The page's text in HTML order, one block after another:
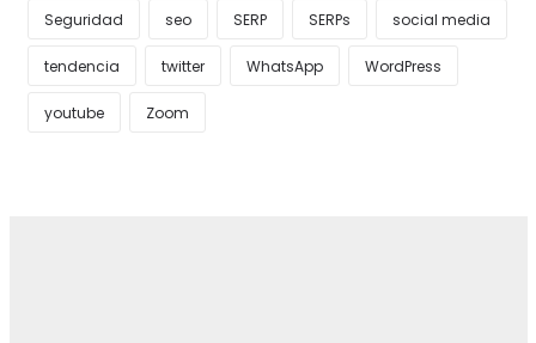
Seguridad seo SERP SERPs social media
tendencia twitter WhatsApp WordPress
youtube Zoom